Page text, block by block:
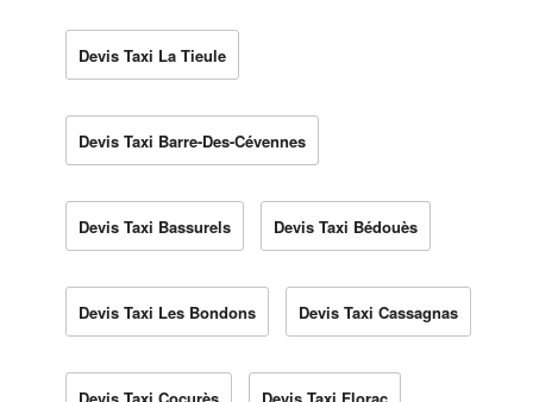
Devis Taxi La Tieule
Devis Taxi Barre-Des-Cévennes
Devis Taxi Bassurels Devis Taxi Bédouès
Devis Taxi Les Bondons Devis Taxi Cassagnas